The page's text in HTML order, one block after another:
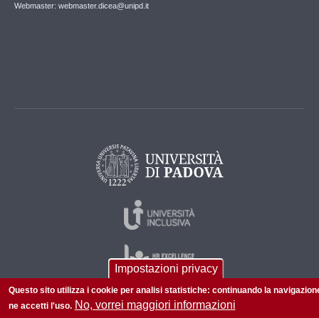
Webmaster: webmaster.dicea@unipd.it
Impostazioni privacy
Questo sito utilizza i cookie per analisi statistiche: continuando la
ne accetti l'uso. No, vorrei maggiori informazioni